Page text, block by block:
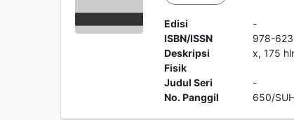
Edisi
-
ISBN/ISSN
978-
Deskripsi
Fisik
x, 175
Judul Seri
-
No. Panggil
650/